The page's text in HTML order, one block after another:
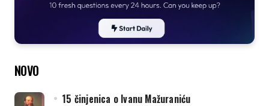
NOVO
15 činjenica o Ivanu Mažuraniću